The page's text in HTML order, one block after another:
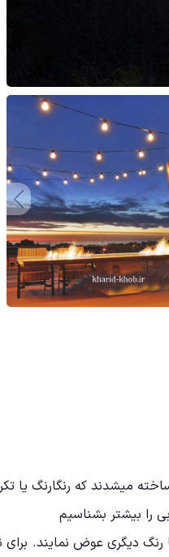
میشدند که رنگارنگ یا
را بیشتر بشناسیم
دیگری عوض نمایند. برای